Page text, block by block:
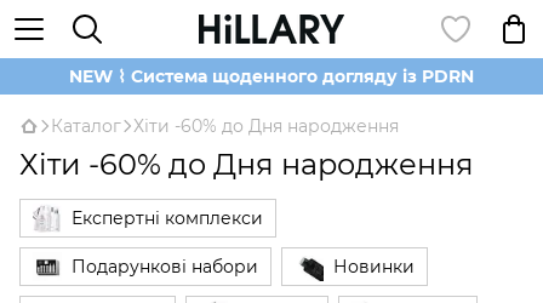
NEW ⌇ Система щоденного догляду із PDRN
Каталог Хіти -60% до Дня народження
Хіти -60% до Дня народження
Експертні комплекси
Подарункові набори Новинки